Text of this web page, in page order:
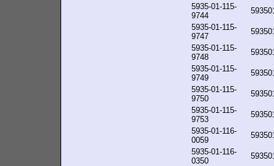
5935-01-115-
9744
5935-01-115-
9747
5935-01-115-
9748
5935-01-115-
9749
5935-01-115-
9750
5935-01-115-
9753
5935-01-116-
0059
5935-01-116-
0350